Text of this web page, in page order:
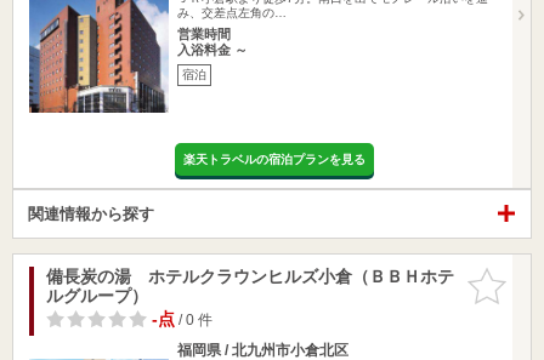
み、交差点左角の…
営業時間
入浴料金 ～
宿泊
楽天トラベルの宿泊プランを見る
関連情報から探す
お気に入
りに追加
備長炭の湯 ホテルクラウンヒルズ小倉（ＢＢＨホテ
ルグループ）
-点/ 0 件
福岡県 / 北九州市小倉北区